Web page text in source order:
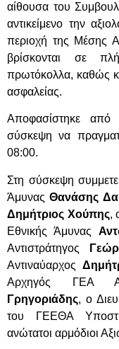
αίθουσα του
αντικείμενο την
περιοχή της Μέσης
βρίσκονται σε
πρωτόκολλα, καθώς
ασφαλείας.
Αποφασίστηκε
σύσκεψη να
08:00.
Στη σύσκεψη
Άμυνας Θανάσης
Δημήτριος Χούπης,
Εθνικής Άμυνας
Αντιστράτηγος
Αντιναύαρχος
Αρχηγός ΓΕΑ
Γρηγοριάδης, ο
του ΓΕΕΘΑ
ανώτατοι αρμόδιοι